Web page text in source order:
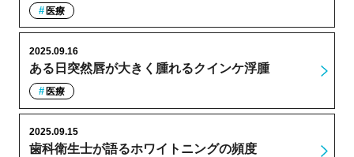
医療
ある日突然唇が大きく腫れるクインケ浮腫
2025.09.16
医療
歯科衛生士が語るホワイトニングの頻度
2025.09.15